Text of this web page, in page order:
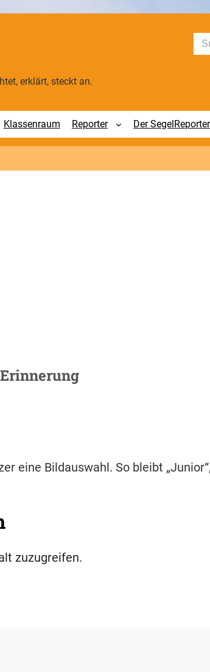
erklärt, steckt an.
Klassenraum Reporter Der
eine Bildauswahl. So bleibt
zuzugreifen.